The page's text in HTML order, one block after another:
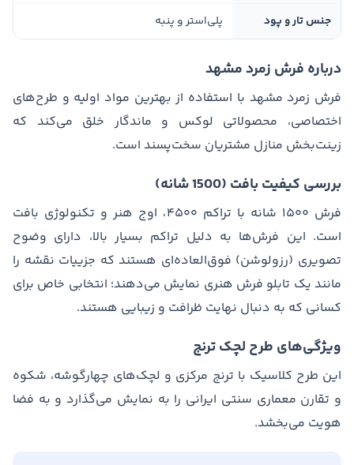
جنس تار و پود پلی‌استر و پنبه
درباره فرش زمرد مشهد
فرش زمرد مشهد با استفاده از بهترین مواد اولیه و طرح‌های
اختصاصی، محصولاتی لوکس و ماندگار خلق می‌کند که
زینت‌بخش منازل مشتریان سخت‌پسند است.
بررسی کیفیت بافت (1500 شانه)
فرش ۱۵۰۰ شانه با تراکم ۴۵۰۰، اوج هنر و تکنولوژی بافت
است. این فرش‌ها به دلیل تراکم بسیار بالا، دارای وضوح
تصویری (رزولوشن) فوق‌العاده‌ای هستند که جزییات نقشه را
مانند یک تابلو فرش هنری نمایش می‌دهند؛ انتخابی خاص برای
کسانی که به دنبال نهایت ظرافت و زیبایی هستند.
ویژگی‌های طرح لچک ترنج
این طرح کلاسیک با ترنج مرکزی و لچک‌های چهارگوشه، شکوه
و تقارن معماری سنتی ایرانی را به نمایش می‌گذارد و به فضا
هویت می‌بخشد.